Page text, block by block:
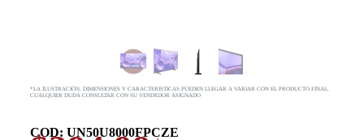
*LA ILUSTRACIÓN, DIMENSIONES Y CARACTERISTICAS PUEDEN LLEGAR A VARIAR CON EL PRODUCTO FINAL,
CUALQUIER DUDA CONSULTAR CON SU VENDEDOR ASIGNADO
COD: UN50U8000FPCZE